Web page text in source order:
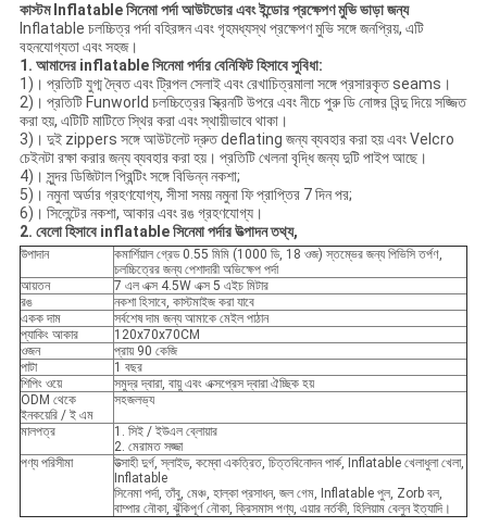
কাস্টম Inflatable সিনেমা পর্দা আউটডোর এবং ইন্ডোর প্রক্ষেপণ মুভি ভাড়া জন্য
Inflatable চলচ্চিত্র পর্দা বহিরঙ্গন এবং গৃহমধ্যস্থ প্রক্ষেপণ মুভি সঙ্গে জনপ্রিয়, এটি
বহনযোগ্যতা এবং সহজ।
1. আমাদের inflatable সিনেমা পর্দার বেনিফিট হিসাবে সুবিধা:
1)। প্রতিটি যুগ্ম দ্বৈত এবং ট্রিপল সেলাই এবং রেখাচিত্রমালা সঙ্গে প্রসারকৃত seams।
2)। প্রতিটি Funworld চলচ্চিত্রের স্ক্রিনটি উপরে এবং নীচে পুরু ডি নোঙ্গর বিন্দু দিয়ে সজ্জিত
করা হয়, এটিটি মাটিতে স্থির করা এবং স্থায়ীভাবে থাকা।
3)। দুই zippers সঙ্গে আউটলেট দ্রুত deflating জন্য ব্যবহার করা হয় এবং Velcro
চেইনটা রক্ষা করার জন্য ব্যবহার করা হয়। প্রতিটি খেলনা বৃদ্ধি জন্য দুটি পাইপ আছে।
4)। সুন্দর ডিজিটাল প্রিন্টিং সঙ্গে বিভিন্ন নকশা;
5)। নমুনা অর্ডার গ্রহণযোগ্য, সীসা সময় নমুনা ফি প্রাপ্তির 7 দিন পর;
6)। সিলেন্টের নকশা, আকার এবং রঙ গ্রহণযোগ্য।
2. বেলো হিসাবে inflatable সিনেমা পর্দার উত্পাদন তথ্য,
উপাদান
কমার্শিয়াল গ্রেড 0.55 মিমি (1000 ডি, 18 ওজ) স্তম্ভের জন্য পিভিসি তর্পণ,
চলচ্চিত্রের জন্য পেশাদারী অভিক্ষেপ পর্দা
আয়তন
7 এল এক্স 4.5W এক্স 5 এইচ মিটার
রঙ
নকশা হিসাবে, কাস্টমাইজ করা যাবে
একক দাম
সর্বশেষ দাম জন্য আমাকে মেইল ​​পাঠান
প্যাকিং আকার
120x70x70CM
ওজন
প্রায় 90 কেজি
পাটা
1 বছর
শিপিং ওয়ে
সমুদ্র দ্বারা, বায়ু এবং এক্সপ্রেস দ্বারা ঐচ্ছিক হয়
ODM থেকে
ইনকয়েরি / ই এম
সহজলভ্য
মালপত্র
1. সিই / ইউএল ব্লোয়ার
2. মেরামত সজ্জা
পণ্য পরিসীমা
উত্সাহী দুর্গ, স্লাইড, কম্বো একত্রিত, চিত্তবিনোদন পার্ক, Inflatable খেলাধুলা খেলা,
Inflatable
সিনেমা পর্দা, তাঁবু, মেঞ্চ, হাল্কা প্রসাধন, জল গেম, Inflatable পুল, Zorb বল,
বাম্পার নৌকা, ঝুঁকিপূর্ণ নৌকা, ক্রিসমাস পণ্য, এয়ার নর্তকী, হিলিয়াম বেলুন ইত্যাদি।